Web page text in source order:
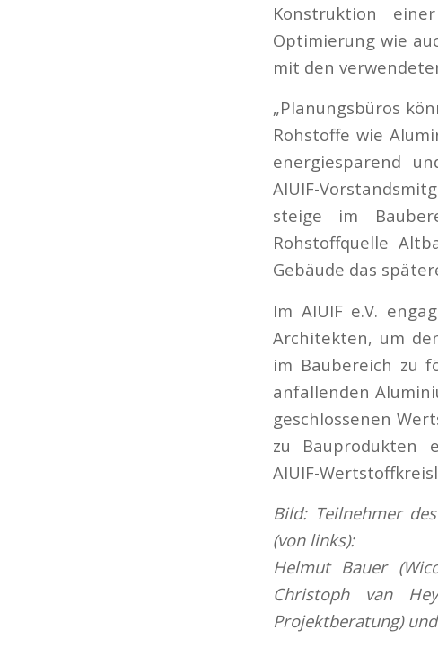
Konstruktion
Optimierung wie
mit den
„Planungsbüros
Rohstoffe wie
energiesparend
AIUIF-
steige im
Rohstoffquelle
Gebäude das
Im AIUIF e.V.
Architekten, um
im Baubereich zu
anfallenden
geschlossenen
zu Bauprodukten
AIUIF-
Bild: Teilnehmer
(von links):
Helmut Bauer
Christoph van
Projektberatung)